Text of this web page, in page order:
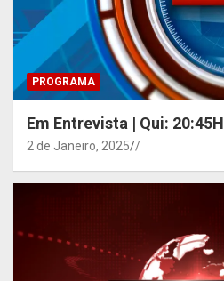
PROGRAMA
Em Entrevista | Qui: 20:45H
2 de Janeiro, 2025 /